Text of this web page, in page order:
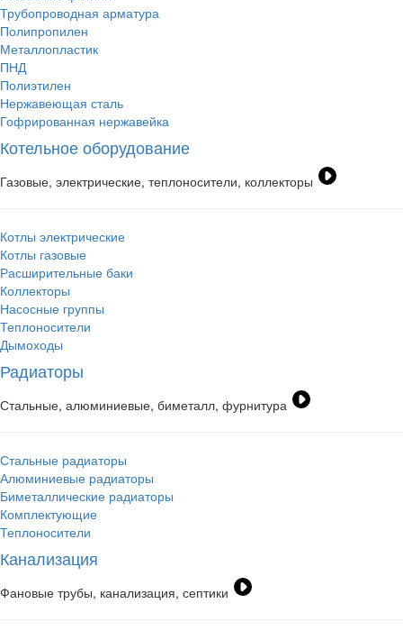
Трубопроводная арматура
Полипропилен
Металлопластик
ПНД
Полиэтилен
Нержавеющая сталь
Гофрированная нержавейка
Котельное оборудование
Газовые, электрические, теплоносители, коллекторы
Котлы электрические
Котлы газовые
Расширительные баки
Коллекторы
Насосные группы
Теплоносители
Дымоходы
Радиаторы
Стальные, алюминиевые, биметалл, фурнитура
Стальные радиаторы
Алюминиевые радиаторы
Биметаллические радиаторы
Комплектующие
Теплоносители
Канализация
Фановые трубы, канализация, септики